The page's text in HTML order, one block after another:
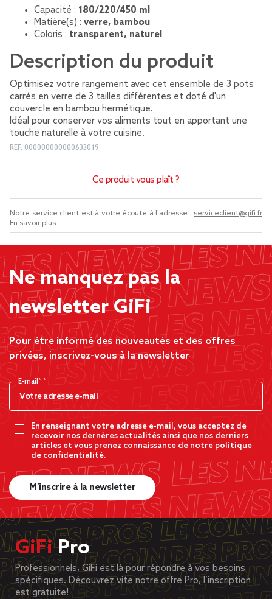
Capacité : 180/220/450 ml
Matière(s) : verre, bambou
Coloris : transparent, naturel
Description du produit
Optimisez votre rangement avec cet ensemble de 3 pots
carrés en verre de 3 tailles différentes et doté d'un
couvercle en bambou hermétique.
Idéal pour conserver vos aliments tout en apportant une
touche naturelle à votre cuisine.
REF. 000000000000633019
Ce produit vous plaît ?
Notre service client est à votre écoute à l'adresse : serviceclient@gifi.fr
En savoir plus...
Ne manquez pas la
newsletter GiFi
Pour être informé des nouveautés et des offres
privées, inscrivez-vous à la newsletter
E-mail*
En renseignant votre adresse e-mail, vous acceptez de
recevoir nos dernères actualités ainsi que nos derniers
articles et vous prenez connaissance de notre politique
de confidentialité.
M’inscrire à la newsletter
GiFiPro
Professionnels, GiFi est là pour répondre à vos besoins
spécifiques. Découvrez vite notre offre Pro, l’inscription
est gratuite!